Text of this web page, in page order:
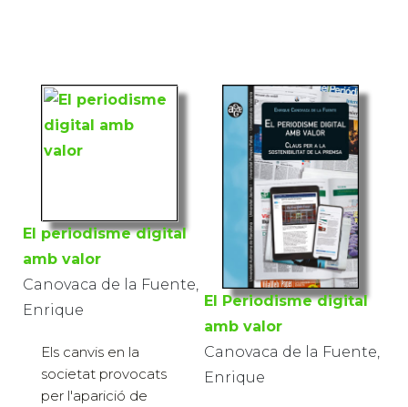
El periodisme digital
amb valor
Canovaca de la Fuente,
Enrique
Els canvis en la
societat provocats
per l'aparició de
El Periodisme digital
amb valor
Canovaca de la Fuente,
Enrique